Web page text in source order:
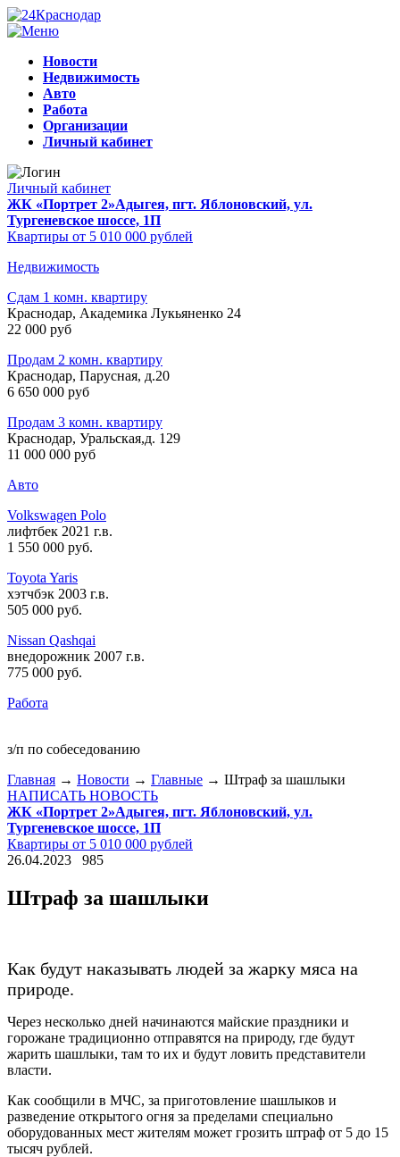
Новости
Недвижимость
Авто
Работа
Организации
Личный кабинет
Личный кабинет
ЖК «Портрет 2»Адыгея, пгт. Яблоновский, ул.
Тургеневское шоссе, 1П
Квартиры от 5 010 000 рублей
Недвижимость
Сдам 1 комн. квартиру
Краснодар, Академика Лукьяненко 24
22 000 руб
Продам 2 комн. квартиру
Краснодар, Парусная, д.20
6 650 000 руб
Продам 3 комн. квартиру
Краснодар, Уральская,д. 129
11 000 000 руб
Авто
Volkswagen Polo
лифтбек 2021 г.в.
1 550 000 руб.
Toyota Yaris
хэтчбэк 2003 г.в.
505 000 руб.
Nissan Qashqai
внедорожник 2007 г.в.
775 000 руб.
Работа
з/п по собеседованию
Главная → Новости → Главные → Штраф за шашлыки
НАПИСАТЬ НОВОСТЬ
ЖК «Портрет 2»Адыгея, пгт. Яблоновский, ул.
Тургеневское шоссе, 1П
Квартиры от 5 010 000 рублей
26.04.2023
985
Штраф за шашлыки
Как будут наказывать людей за жарку мяса на
природе.
Через несколько дней начинаются майские праздники и
горожане традиционно отправятся на природу, где будут
жарить шашлыки, там то их и будут ловить представители
власти.
Как сообщили в МЧС, за приготовление шашлыков и
разведение открытого огня за пределами специально
оборудованных мест жителям может грозить штраф от 5 до 15
тысяч рублей.